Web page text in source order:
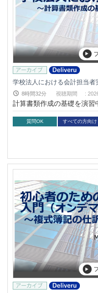
学校法人における会計担当者
8時間32分 視聴期間 :
計算書類作成の基礎を演習
質問OK すべての方向け